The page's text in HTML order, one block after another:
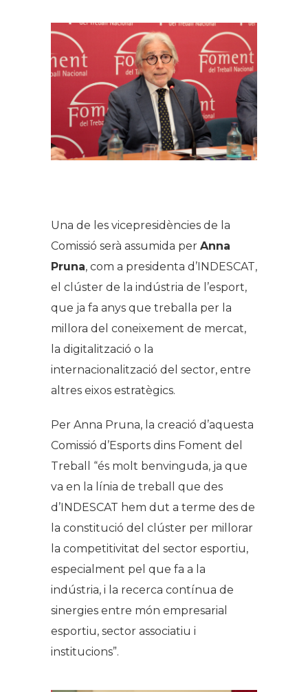
Una de les vicepresidències de la
Comissió serà assumida per Anna
Pruna, com a presidenta d’INDESCAT,
el clúster de la indústria de l’esport,
que ja fa anys que treballa per la
millora del coneixement de mercat,
la digitalització o la
internacionalització del sector, entre
altres eixos estratègics.
Per Anna Pruna, la creació d’aquesta
Comissió d’Esports dins Foment del
Treball “és molt benvinguda, ja que
va en la línia de treball que des
d’INDESCAT hem dut a terme des de
la constitució del clúster per millorar
la competitivitat del sector esportiu,
especialment pel que fa a la
indústria, i la recerca contínua de
sinergies entre món empresarial
esportiu, sector associatiu i
institucions”.